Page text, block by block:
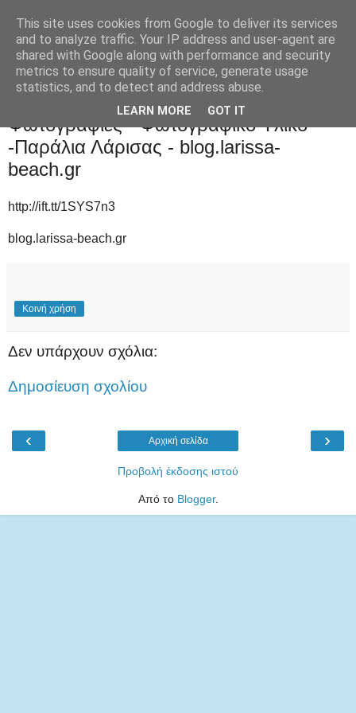
Φωτογραφίες - Φωτογραφικό Υλικό
-Παράλια Λάρισας - blog.larissa-
beach.gr
http://ift.tt/1SYS7n3
blog.larissa-beach.gr
Κοινή χρήση
Δεν υπάρχουν σχόλια:
Δημοσίευση σχολίου
‹ ›
Αρχική σελίδα
Προβολή έκδοσης ιστού
Από το Blogger.
This site uses cookies from Google to deliver its services
and to analyze traffic. Your IP address and user-agent are
shared with Google along with performance and security
metrics to ensure quality of service, generate usage
statistics, and to detect and address abuse.
LEARN MORE GOT IT